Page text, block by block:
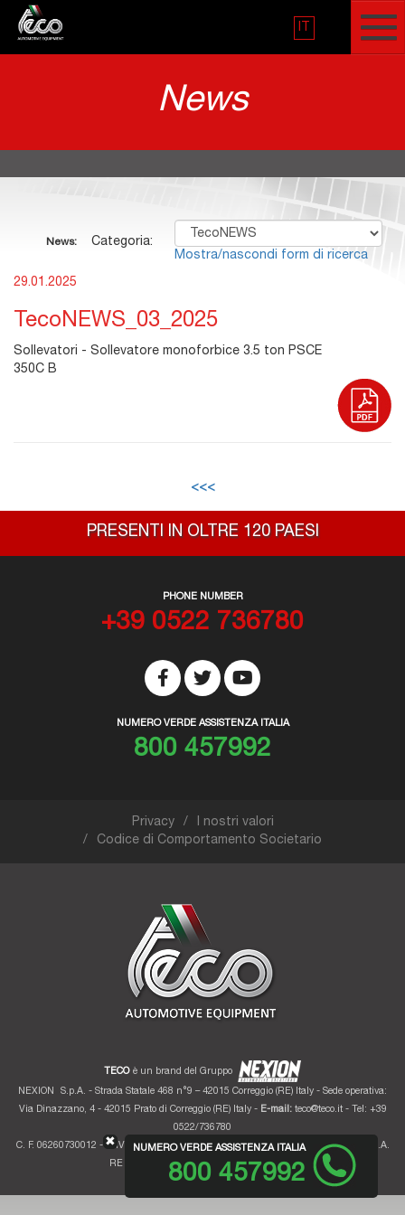
IT
News
News: Categoria:
Mostra/nascondi form di ricerca
29.01.2025
TecoNEWS_03_2025
Sollevatori - Sollevatore monoforbice 3.5 ton PSCE
350C B
<<<
PRESENTI IN OLTRE 120 PAESI
PHONE NUMBER
+39 0522 736780
NUMERO VERDE ASSISTENZA ITALIA
800 457992
Privacy
I nostri valori
Codice di Comportamento Societario
TECO è un brand del Gruppo
NEXION
S.p.A. - Strada Statale 468 n°9 – 42015 Correggio (RE) Italy - Sede operativa:
Via Dinazzano, 4 - 42015 Prato di Correggio (RE) Italy - E-mail: teco@teco.it- Tel: +39
0522/736780
C. F. 06260730012 - P. IVA 01700320359 - Registro imprese RE 06260730012 - R.E.A.
RE 207099 - Cap. Soc. Euro 10.000.000 i.v.
✖ NUMERO VERDE ASSISTENZA ITALIA
800 457992